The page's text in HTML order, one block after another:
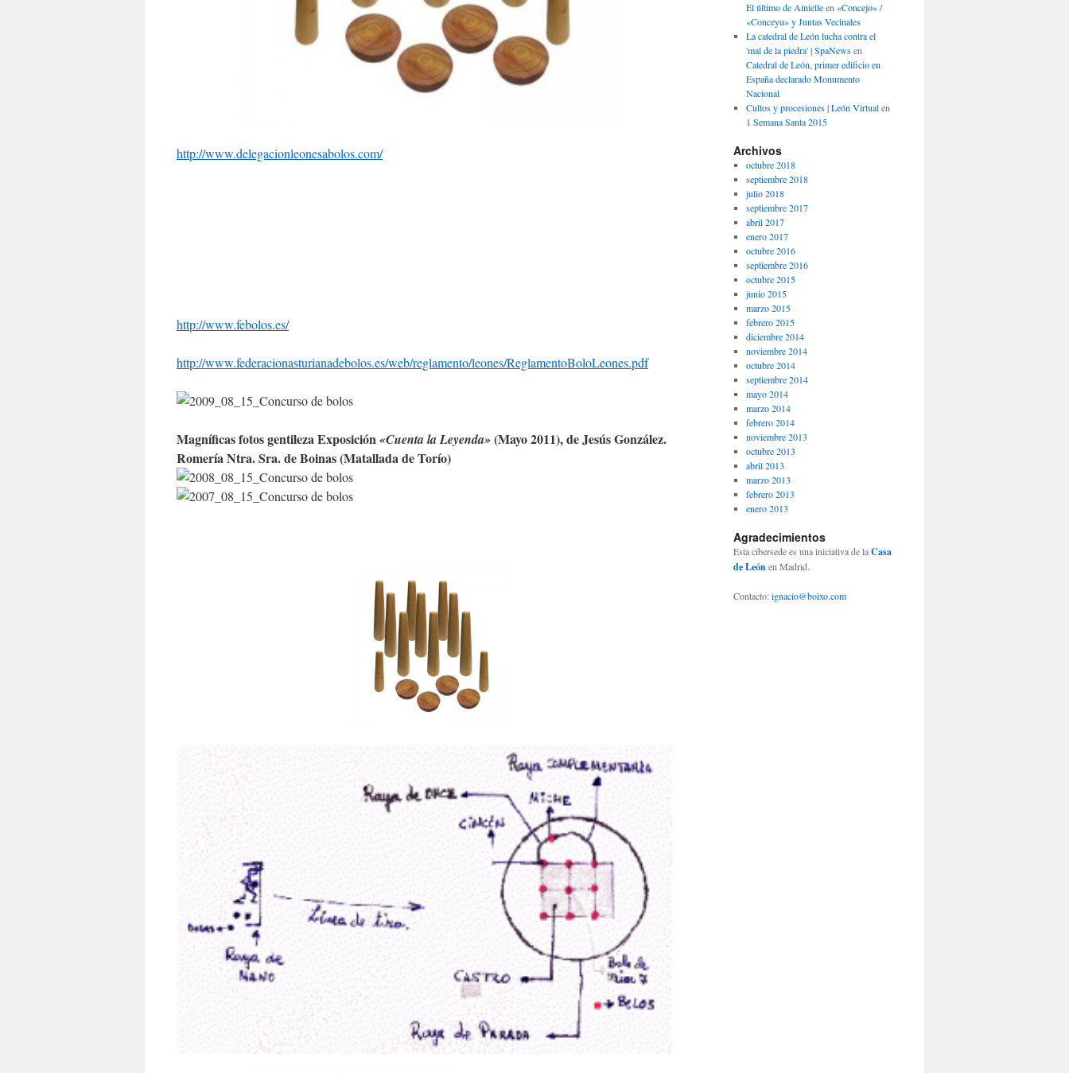
http://www.delegacionleonesabolos.com/
http://www.febolos.es/
http://www.federacionasturianadebolos.es/web/reglamento/leones/ReglamentoBoloLeones.pdf
Magníficas fotos gentileza Exposición«Cuenta la Leyenda»(Mayo 2011), de Jesús González.
Romería Ntra. Sra. de Boinas (Matallada de Torío)
El último de Ainielleen «Concejo» /
«Conceyu» y Juntas Vecinales
La catedral de León lucha contra el
'mal de la piedra' | SpaNewsen
Catedral de León, primer edificio en
España declarado Monumento
Nacional
Cultos y procesiones | León Virtualen
1 Semana Santa 2015
Archivos
octubre 2018
septiembre 2018
julio 2018
septiembre 2017
abril 2017
enero 2017
octubre 2016
septiembre 2016
octubre 2015
junio 2015
marzo 2015
febrero 2015
diciembre 2014
noviembre 2014
octubre 2014
septiembre 2014
mayo 2014
marzo 2014
febrero 2014
noviembre 2013
octubre 2013
abril 2013
marzo 2013
febrero 2013
enero 2013
Agradecimientos
Esta cibersede es una iniciativa de laCasa
de Leónen Madrid.
Contacto:ignacio@boixo.com